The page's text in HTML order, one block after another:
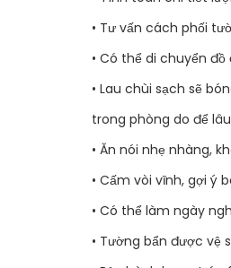
• Tư vấn cách phối
• Có thể di chuyển
• Lau chùi sạch sẽ
trong phòng do để
• Ăn nói nhẹ nhàng,
• Cấm vòi vĩnh, gợi ý
• Có thể làm ngày
• Tường bẩn được vệ